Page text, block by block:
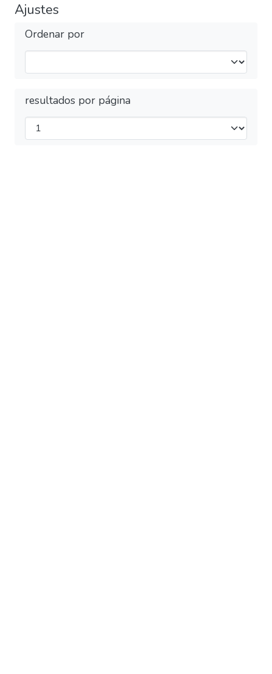
Ajustes
Ordenar por
resultados por página